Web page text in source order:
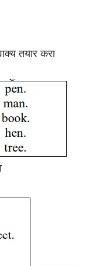
तयार करा